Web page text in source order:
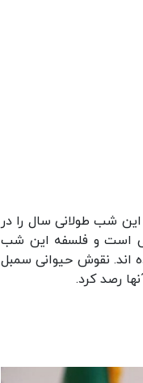
شب طولانی سال را در
است و فلسفه این شب
اند. نقوش حیوانی سمبل
رصد کرد.